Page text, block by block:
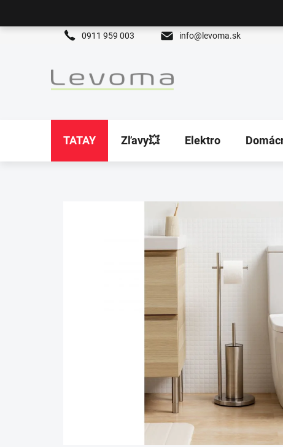
0911 959 003 info@levoma.sk
TATAY Zľavy💥 Elektro